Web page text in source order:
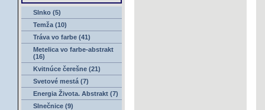
Slnko (5)
Temža (10)
Tráva vo farbe (41)
Metelica vo farbe-abstrakt
(16)
Kvitnúce čerešne (21)
Svetové mestá (7)
Energia Života. Abstrakt (7)
Slnečnice (9)